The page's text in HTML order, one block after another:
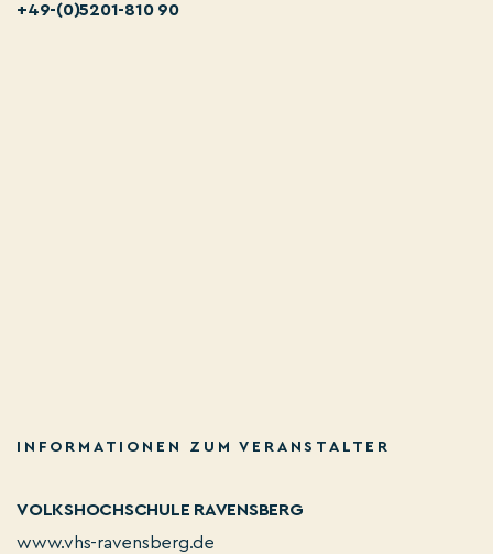
+49-(0)5201-810 90
INFORMATIONEN ZUM VERANSTALTER
VOLKSHOCHSCHULE RAVENSBERG
www.vhs-ravensberg.de